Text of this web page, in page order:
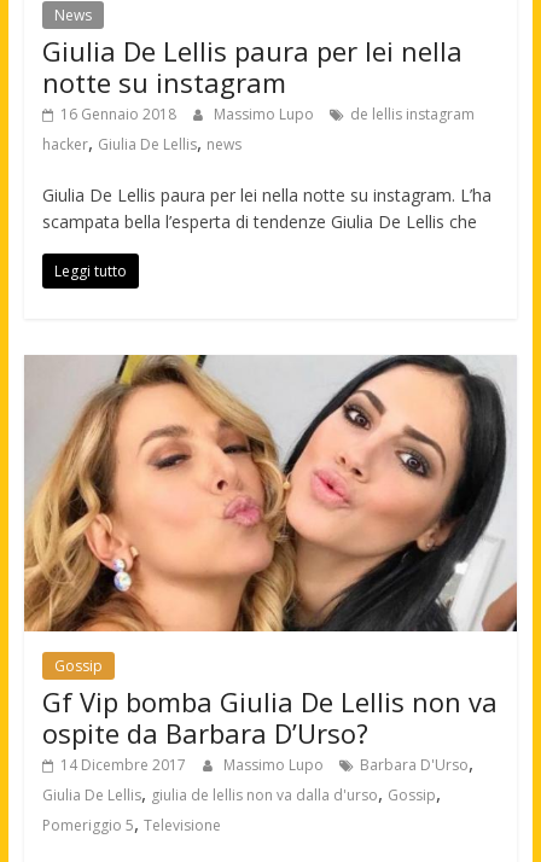
News
Giulia De Lellis paura per lei nella
notte su instagram
16 Gennaio 2018 Massimo Lupo
de lellis instagram
hacker, Giulia De Lellis, news
Giulia De Lellis paura per lei nella notte su instagram. L’ha
scampata bella l’esperta di tendenze Giulia De Lellis che
Leggi tutto
Gossip
Gf Vip bomba Giulia De Lellis non va
ospite da Barbara D’Urso?
14 Dicembre 2017 Massimo Lupo Barbara D'Urso,
Giulia De Lellis, giulia de lellis non va dalla d'urso, Gossip,
Pomeriggio 5, Televisione